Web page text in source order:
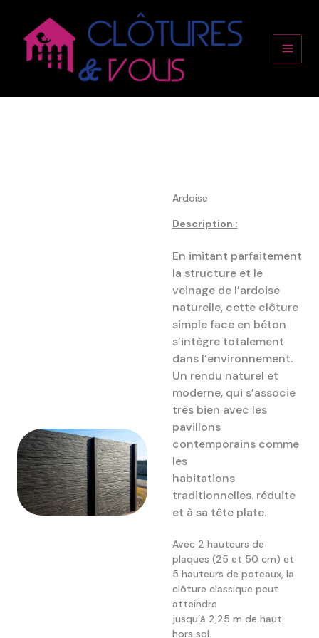
contenu
Menu
Ardoise
Description :
En imitant parfaitement
la structure et le
veinage de l’ardoise
naturelle, cette clôture
simple face en béton
s’intègre totalement
dans l’environnement.
Un rendu naturel et
moderne, qui s’associe
très bien avec les
pavillons
contemporains comme
les
habitations
traditionnelles. réduite
et à sa tête plate.
Avec 2 hauteurs de
plaques (25 et 50 cm) et
5 hauteurs de poteaux, la
clôture classique peut
atteindre
jusqu’à 2,25 m de haut
hors sol.